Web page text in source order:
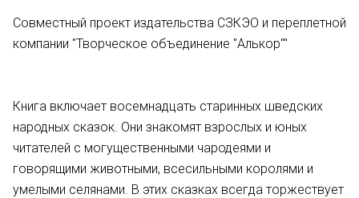
Совместный проект издательства СЗКЭО и переплетной
компании "Творческое объединение "Алькор""
Книга включает восемнадцать старинных шведских
народных сказок. Они знакомят взрослых и юных
читателей с могущественными чародеями и
говорящими животными, всесильными королями и
умелыми селянами. В этих сказках всегда торжествует